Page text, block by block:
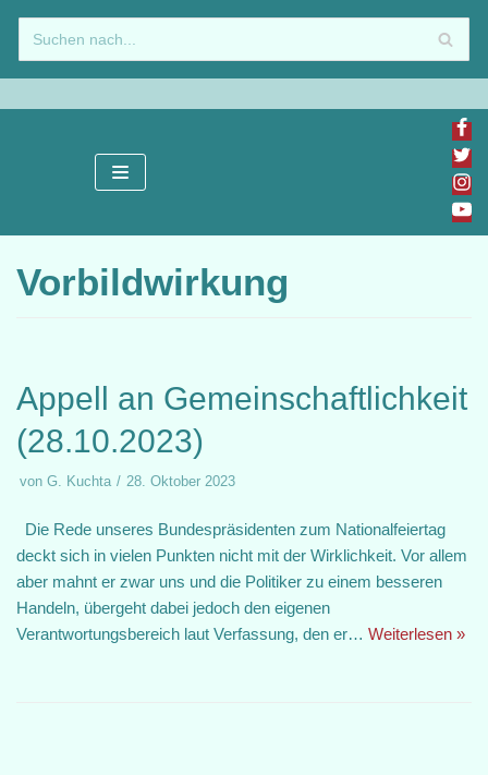
Zum
Inhalt
springen
Vorbildwirkung
Appell an Gemeinschaftlichkeit
(28.10.2023)
von G. Kuchta 28. Oktober 2023
Die Rede unseres Bundespräsidenten zum Nationalfeiertag
deckt sich in vielen Punkten nicht mit der Wirklichkeit. Vor allem
aber mahnt er zwar uns und die Politiker zu einem besseren
Handeln, übergeht dabei jedoch den eigenen
Verantwortungsbereich laut Verfassung, den er… Weiterlesen »